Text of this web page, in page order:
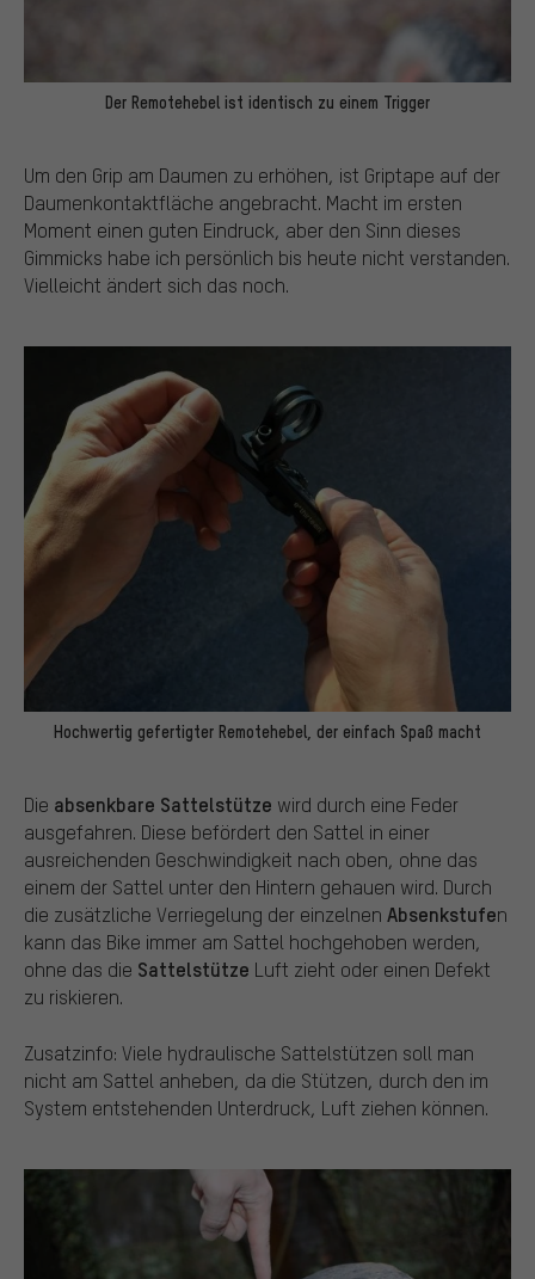
Der Remotehebel ist identisch zu einem Trigger
Um den Grip am Daumen zu erhöhen, ist Griptape auf der
Daumenkontaktfläche angebracht. Macht im ersten
Moment einen guten Eindruck, aber den Sinn dieses
Gimmicks habe ich persönlich bis heute nicht verstanden.
Vielleicht ändert sich das noch.
Hochwertig gefertigter Remotehebel, der einfach Spaß macht
Die absenkbare Sattelstütze wird durch eine Feder
ausgefahren. Diese befördert den Sattel in einer
ausreichenden Geschwindigkeit nach oben, ohne das
einem der Sattel unter den Hintern gehauen wird. Durch
die zusätzliche Verriegelung der einzelnen Absenkstufen
kann das Bike immer am Sattel hochgehoben werden,
ohne das die Sattelstütze Luft zieht oder einen Defekt
zu riskieren.
Zusatzinfo: Viele hydraulische Sattelstützen soll man
nicht am Sattel anheben, da die Stützen, durch den im
System entstehenden Unterdruck, Luft ziehen können.